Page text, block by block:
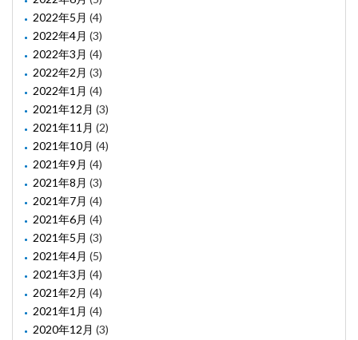
2022年5月 (4)
2022年4月 (3)
2022年3月 (4)
2022年2月 (3)
2022年1月 (4)
2021年12月 (3)
2021年11月 (2)
2021年10月 (4)
2021年9月 (4)
2021年8月 (3)
2021年7月 (4)
2021年6月 (4)
2021年5月 (3)
2021年4月 (5)
2021年3月 (4)
2021年2月 (4)
2021年1月 (4)
2020年12月 (3)